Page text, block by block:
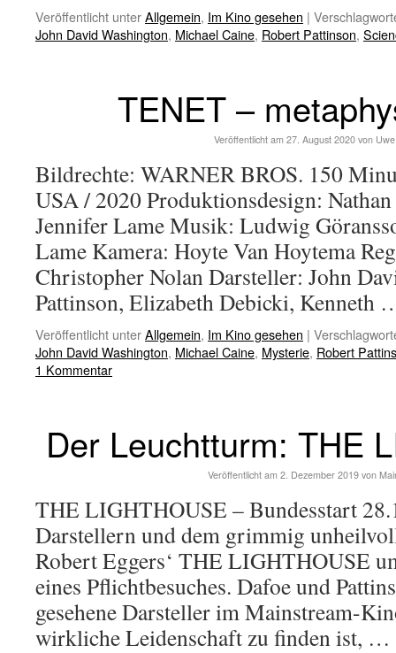
Veröffentlicht unterAllgemein, Im Kino gesehen |
John David Washington, Michael Caine, Robert Pattinson,
TENET –
Veröffentlicht am 27. August 2020 von
Bildrechte: WARNER BROS. 150
USA / 2020 Produktionsdesign:
Jennifer Lame Musik: Ludwig
Lame Kamera: Hoyte Van Hoytema
Christopher Nolan Darsteller: John
Pattinson, Elizabeth Debicki,
Veröffentlicht unterAllgemein, Im Kino gesehen |
John David Washington, Michael Caine, Mysterie, Robert
1 Kommentar
Der Leuchtturm: THE
Veröffentlicht am 2. Dezember 2019 von
THE LIGHTHOUSE – Bundesstart
Darstellern und dem grimmig
Robert Eggers‘ THE LIGHTHOUSE
eines Pflichtbesuches. Dafoe und
gesehene Darsteller im Mainstream-
wirkliche Leidenschaft zu finden ist, …